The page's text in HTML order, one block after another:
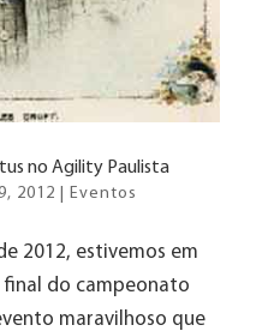
no Agility Paulista
2012 Eventos
2012, estivemos em
final do campeonato
maravilhoso que